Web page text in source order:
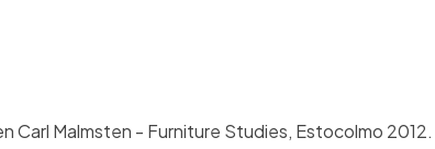
Carl Malmsten - Furniture Studies, Estocolmo